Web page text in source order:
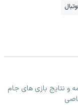
و نتایج بازی های جام